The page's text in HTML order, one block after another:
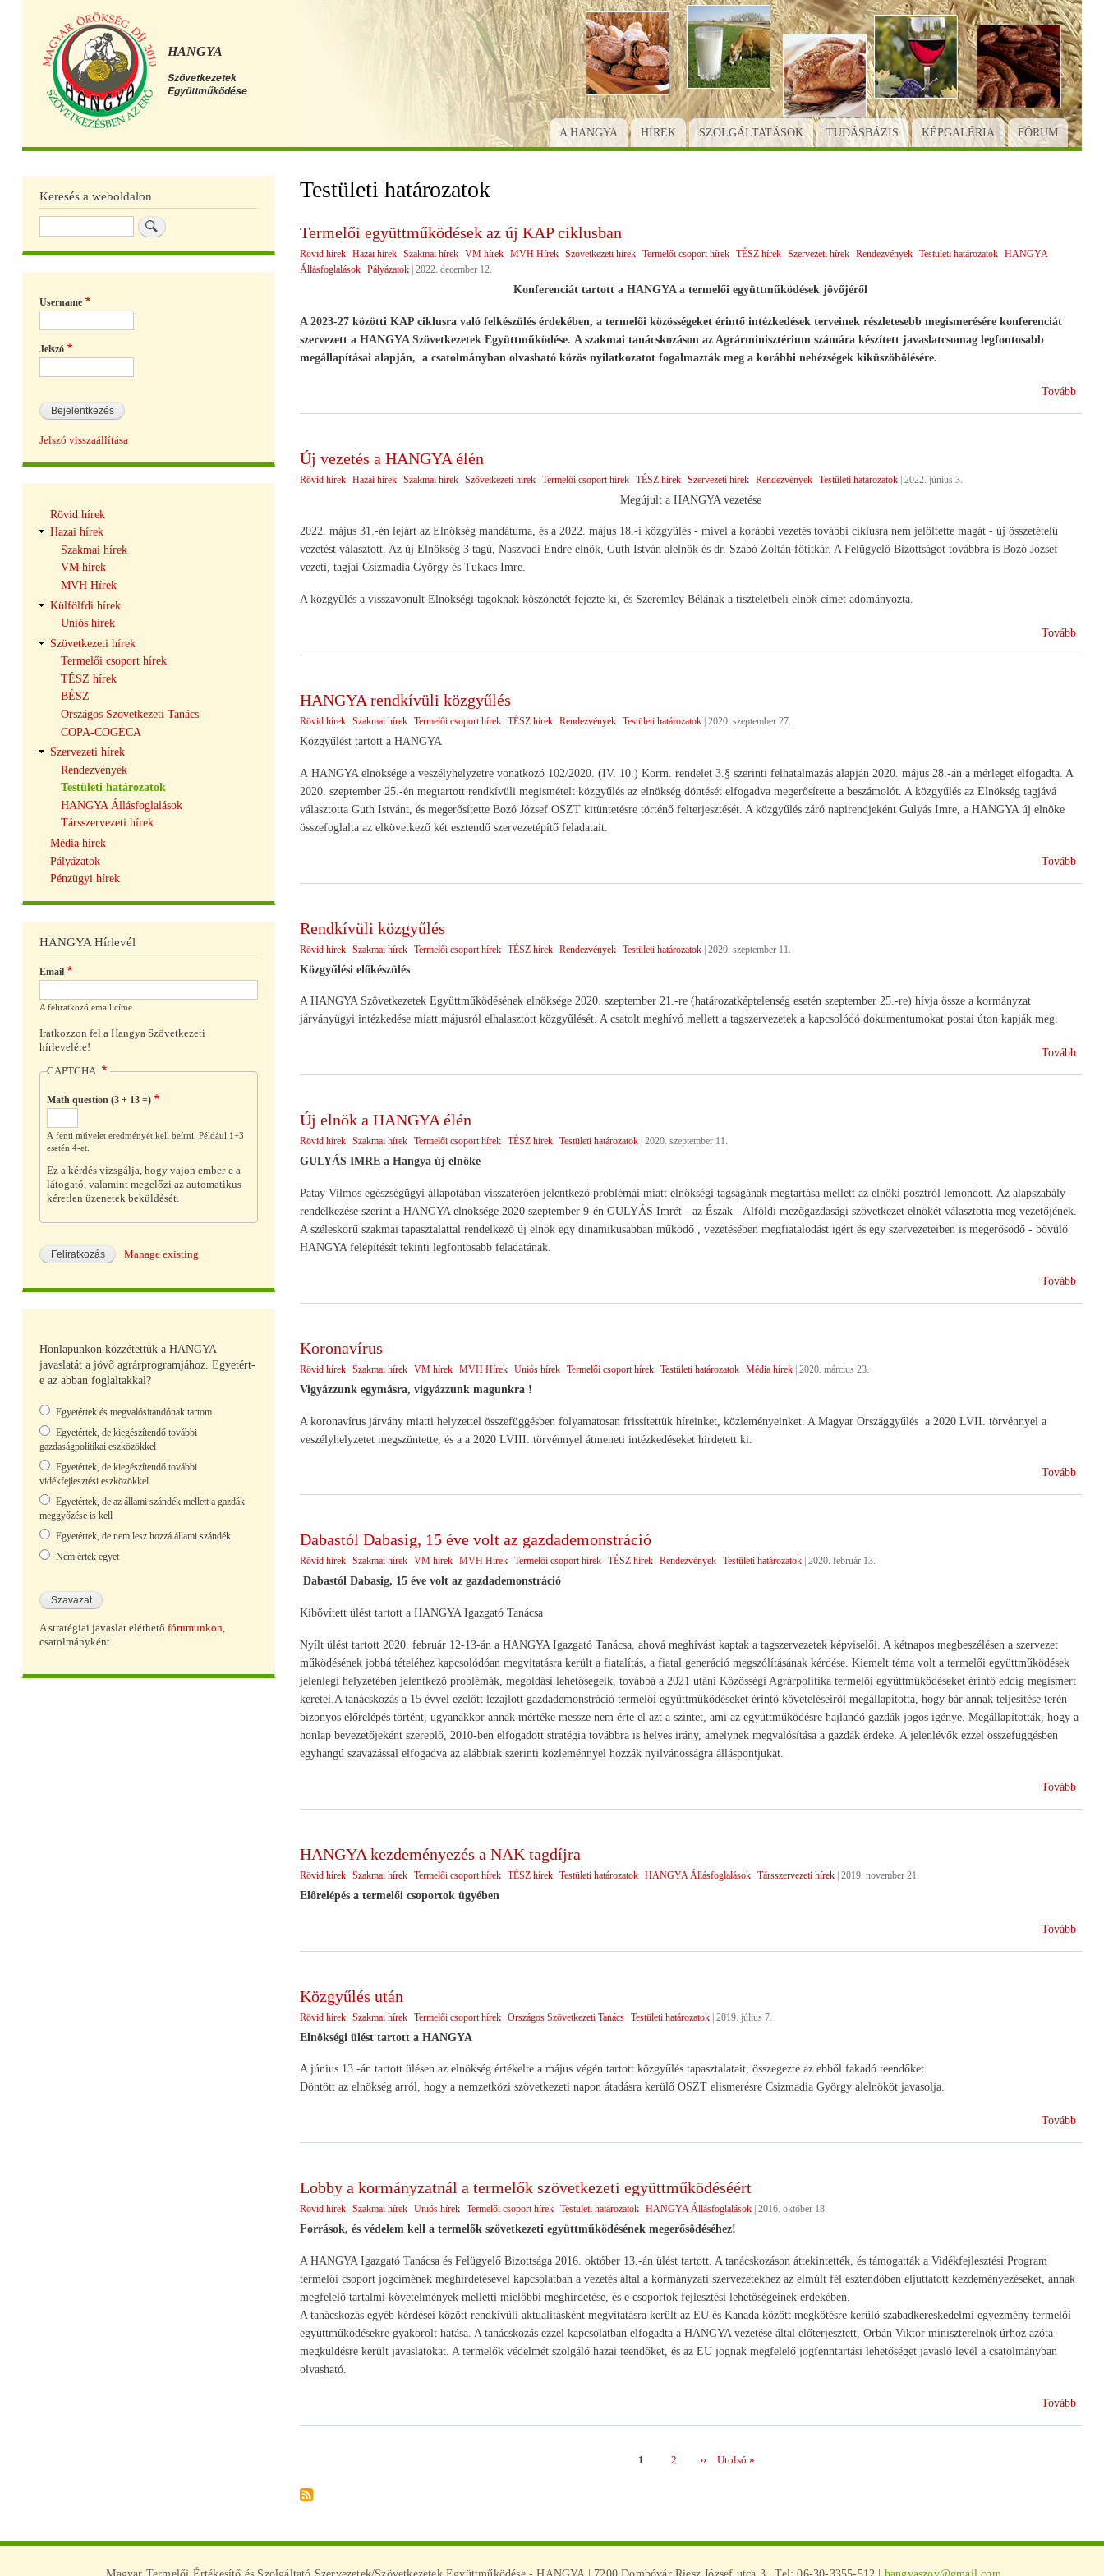
Ugrás
a
tartalomra
HANGYA
Szövetkezetek
Együttműködése
Főmenü
A HANGYA HÍREK SZOLGÁLTATÁSOK TUDÁSBÁZIS KÉPGALÉRIA FÓRUM
Testületi határozatok
Termelői együttműködések az új KAP ciklusban
Rövid hírek Hazai hírek Szakmai hírek VM hírek MVH Hírek Szövetkezeti hírek Termelői csoport hírek TÉSZ hírek Szervezeti hírek Rendezvények Testületi határozatok
HANGYA
Állásfoglalások
Pályázatok 2022. december 12.
Konferenciát tartott a HANGYA a termelői együttműködések jövőjéről
A 2023-27 közötti KAP ciklusra való felkészülés érdekében, a termelői közösségeket érintő intézkedések terveinek részletesebb megismerésére konferenciát
szervezett a HANGYA Szövetkezetek Együttműködése. A szakmai tanácskozáson az Agrárminisztérium számára készített javaslatcsomag legfontosabb
megállapításai alapján, a csatolmányban olvasható közös nyilatkozatot fogalmazták meg a korábbi nehézségek kiküszöbölésére.
Tovább
Új vezetés a HANGYA élén
Rövid hírek Hazai hírek Szakmai hírek Szövetkezeti hírek Termelői csoport hírek TÉSZ hírek Szervezeti hírek Rendezvények Testületi határozatok | 2022. június 3.
Megújult a HANGYA vezetése
2022. május 31.-én lejárt az Elnökség mandátuma, és a 2022. május 18.-i közgyűlés - mivel a korábbi vezetés további ciklusra nem jelöltette magát - új összetételű
vezetést választott. Az új Elnökség 3 tagú, Naszvadi Endre elnök, Guth István alelnök és dr. Szabó Zoltán főtitkár. A Felügyelő Bizottságot továbbra is Bozó József
vezeti, tagjai Csizmadia György és Tukacs Imre.
A közgyűlés a visszavonult Elnökségi tagoknak köszönetét fejezte ki, és Szeremley Bélának a tiszteletbeli elnök címet adományozta.
Tovább
HANGYA rendkívüli közgyűlés
Rövid hírek Szakmai hírek Termelői csoport hírek TÉSZ hírek Rendezvények Testületi határozatok 2020. szeptember 27.
Közgyűlést tartott a HANGYA
A HANGYA elnöksége a veszélyhelyzetre vonatkozó 102/2020. (IV. 10.) Korm. rendelet 3.§ szerinti felhatalmazás alapján 2020. május 28.-án a mérleget elfogadta. A
2020. szeptember 25.-én megtartott rendkívüli megismételt közgyűlés az elnökség döntését elfogadva megerősítette a beszámolót. A közgyűlés az Elnökség tagjává
választotta Guth Istvánt, és megerősítette Bozó József OSZT kitüntetésre történő felterjesztését. A közgyűlés záró napirendjeként Gulyás Imre, a HANGYA új elnöke
összefoglalta az elkövetkező két esztendő szervezetépítő feladatait.
Tovább
Rendkívüli közgyűlés
Rövid hírek Szakmai hírek Termelői csoport hírek TÉSZ hírek Rendezvények Testületi határozatok | 2020. szeptember 11.
Közgyűlési előkészülés
A HANGYA Szövetkezetek Együttműködésének elnöksége 2020. szeptember 21.-re (határozatképtelenség esetén szeptember 25.-re) hívja össze a kormányzat
járványügyi intézkedése miatt májusról elhalasztott közgyűlését. A csatolt meghívó mellett a tagszervezetek a kapcsolódó dokumentumokat postai úton kapják meg.
Tovább
Új elnök a HANGYA élén
Rövid hírek Szakmai hírek Termelői csoport hírek TÉSZ hírek Testületi határozatok 2020. szeptember 11.
GULYÁS IMRE a Hangya új elnöke
Patay Vilmos egészségügyi állapotában visszatérően jelentkező problémái miatt elnökségi tagságának megtartása mellett az elnöki posztról lemondott. Az alapszabály
rendelkezése szerint a HANGYA elnöksége 2020 szeptember 9-én GULYÁS Imrét - az Észak - Alföldi mezőgazdasági szövetkezet elnökét választotta meg vezetőjének.
A széleskörű szakmai tapasztalattal rendelkező új elnök egy dinamikusabban működő , vezetésében megfiatalodást igért és egy szervezeteiben is megerősödő - bővülő
HANGYA felépítését tekinti legfontosabb feladatának.
Tovább
Koronavírus
Rövid hírek Szakmai hírek VM hírek MVH Hírek Uniós hírek Termelői csoport hírek Testületi határozatok Média hírek | 2020. március 23.
Vigyázzunk egymásra, vigyázzunk magunkra !
A koronavírus járvány miatti helyzettel összefüggésben folyamatosan frissítettük híreinket, közleményeinket. A Magyar Országgyűlés a 2020 LVII. törvénnyel a
veszélyhelyzetet megszüntette, és a a 2020 LVIII. törvénnyel átmeneti intézkedéseket hirdetett ki.
Tovább
Dabastól Dabasig, 15 éve volt az gazdademonstráció
Rövid hírek Szakmai hírek VM hírek MVH Hírek Termelői csoport hírek TÉSZ hírek Rendezvények Testületi határozatok 2020. február 13.
Dabastól Dabasig, 15 éve volt az gazdademonstráció
Kibővített ülést tartott a HANGYA Igazgató Tanácsa
Nyílt ülést tartott 2020. február 12-13-án a HANGYA Igazgató Tanácsa, ahová meghívást kaptak a tagszervezetek képviselői. A kétnapos megbeszélésen a szervezet
működésének jobbá tételéhez kapcsolódóan megvitatásra került a fiatalítás, a fiatal generáció megszólításának kérdése. Kiemelt téma volt a termelői együttműködések
jelenlegi helyzetében jelentkező problémák, megoldási lehetőségeik, továbbá a 2021 utáni Közösségi Agrárpolitika termelői együttműködéseket érintő eddig megismert
keretei.A tanácskozás a 15 évvel ezelőtt lezajlott gazdademonstráció termelői együttműködéseket érintő követeléseiről megállapította, hogy bár annak teljesítése terén
bizonyos előrelépés történt, ugyanakkor annak mértéke messze nem érte el azt a szintet, ami az együttműködésre hajlandó gazdák jogos igénye. Megállapították, hogy a
honlap bevezetőjeként szereplő, 2010-ben elfogadott stratégia továbbra is helyes irány, amelynek megvalósítása a gazdák érdeke. A jelenlévők ezzel összefüggésben
egyhangú szavazással elfogadva az alábbiak szerinti közleménnyel hozzák nyilvánosságra álláspontjukat.
Tovább
HANGYA kezdeményezés a NAK tagdíjra
Rövid hírek Szakmai hírek Termelői csoport hírek TÉSZ hírek Testületi határozatok HANGYA Állásfoglalások Társszervezeti hírek | 2019. november 21.
Előrelépés a termelői csoportok ügyében
Tovább
Közgyűlés után
Rövid hírek Szakmai hírek Termelői csoport hírek Országos Szövetkezeti Tanács Testületi határozatok | 2019. július 7.
Elnökségi ülést tartott a HANGYA
A június 13.-án tartott ülésen az elnökség értékelte a május végén tartott közgyűlés tapasztalatait, összegezte az ebből fakadó teendőket.
Döntött az elnökség arról, hogy a nemzetközi szövetkezeti napon átadásra kerülő OSZT elismerésre Csizmadia György alelnököt javasolja.
Tovább
Lobby a kormányzatnál a termelők szövetkezeti együttműködéséért
Rövid hírek Szakmai hírek Uniós hírek Termelői csoport hírek Testületi határozatok HANGYA Állásfoglalások 2016. október 18.
Források, és védelem kell atermelők szövetkezeti együttműködésének megerősödéséhez!
A HANGYA Igazgató Tanácsa és Felügyelő Bizottsága 2016. október 13.-án ülést tartott. A tanácskozáson áttekintették, és támogatták a Vidékfejlesztési Program
termelői csoport jogcímének meghirdetésével kapcsolatban a vezetés által a kormányzati szervezetekhez az elmúlt fél esztendőben eljuttatott kezdeményezéseket, annak
megfelelő tartalmi követelmények melletti mielőbbi meghirdetése, és e csoportok fejlesztési lehetőségeinek érdekében.
A tanácskozás egyéb kérdései között rendkívüli aktualitásként megvitatásra került az EU és Kanada között megkötésre kerülő szabadkereskedelmi egyezmény termelői
együttműködésekre gyakorolt hatása. A tanácskozás ezzel kapcsolatban elfogadta a HANGYA vezetése által előterjesztett, Orbán Viktor miniszterelnök úrhoz azóta
megküldésre került javaslatokat. A termelők védelmét szolgáló hazai teendőket, és az EU jognak megfelelő jogfenntartási lehetőséget javasló levél a csatolmányban
olvasható.
Tovább
Page
1 Page
2
Következő
››
Utolsó
Utolsó »
Keresés a weboldalon
Username
Jelszó
Jelszó visszaállítása
navigáció
Rövid hírek
Hazai hírek
Szakmai hírek
VM hírek
MVH Hírek
Külfölfdi hírek
Uniós hírek
Szövetkezeti hírek
Termelői csoport hírek
TÉSZ hírek
BÉSZ
Országos Szövetkezeti Tanács
COPA-COGECA
Szervezeti hírek
Rendezvények
Testületi határozatok
HANGYA Állásfoglalások
Társszervezeti hírek
Média hírek
Pályázatok
Pénzügyi hírek
HANGYA Hírlevél
Email
A feliratkozó email címe.
Iratkozzon fel a Hangya Szövetkezeti
hírlevelére!
CAPTCHA
Math question (3 + 13 =)
A fenti művelet eredményét kell beírni. Például 1+3
esetén 4-et.
Ez a kérdés vizsgálja, hogy vajon ember-e a
látogató, valamint megelőzi az automatikus
kéretlen üzenetek beküldését.
Manage existing
Honlapunkon közzétettük a HANGYA
javaslatát a jövő agrárprogramjához. Egyetért-
e az abban foglaltakkal?
Választások
Egyetértek és megvalósítandónak tartom
Egyetértek, de kiegészítendő további
gazdaságpolitikai eszközökkel
Egyetértek, de kiegészítendő további
vidékfejlesztési eszközökkel
Egyetértek, de az állami szándék mellett a gazdák
meggyőzése is kell
Egyetértek, de nem lesz hozzá állami szándék
Nem értek egyet
A stratégiai javaslat elérhető fórumunkon
csatolmányként.